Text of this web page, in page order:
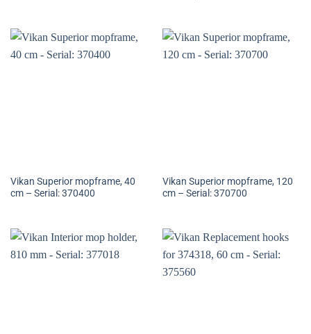
Vikan Superior mopframe, 40
cm – Serial: 370400
Vikan Superior mopframe, 120
cm – Serial: 370700